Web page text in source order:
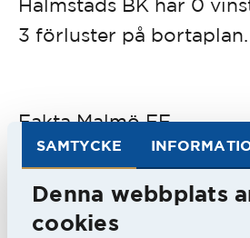
SAMTYCKE
Denna webbplats
cookies
3 förluster på bortaplan.
Fakta Malmö FF